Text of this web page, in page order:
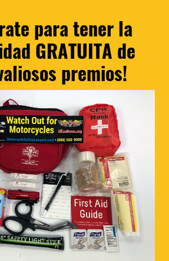
para tener la
GRATUITA de
premios!